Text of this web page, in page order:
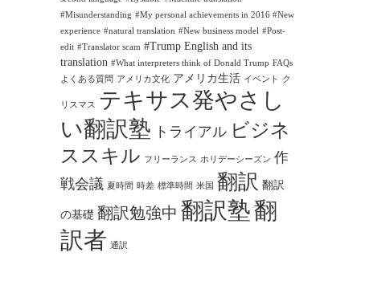
#Misunderstanding #My personal achievements in 2016 #New
experience #natural translation #New business model #Post-
edit #Translator scam #Trump English and its
translation #What interpreters think of Donald Trump FAQs
よくある質問 アメリカ文化 アメリカ生活 イベント ク
リスマス
テキサス発やさし
い翻訳塾 トライアル ビジネ
ススキル フリーランス ホリデーシーズン 作
戦会議 夏時間 時差 標準時間 米国 翻訳 翻訳
の基礎 翻訳勉強中 翻訳塾翻
訳者 通訳